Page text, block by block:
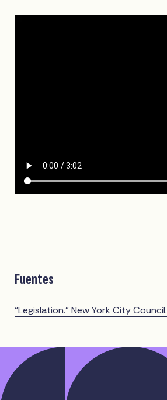
Fuentes
“Legislation.” New York City Council.